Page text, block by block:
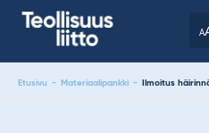
A
Etusivu - Materiaalipankki - Ilmoitus